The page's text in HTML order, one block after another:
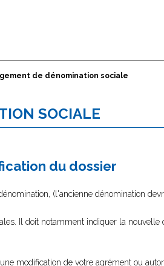
de dénomination sociale
SOCIALE
du dossier
(l'ancienne dénomination
Il doit notamment indiquer la nouvelle
modification de votre agrément ou